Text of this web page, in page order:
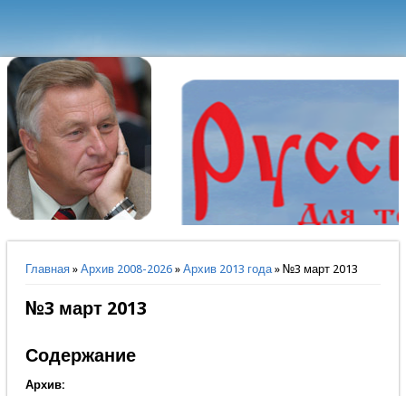
Вы здесь
Главная» Архив 2008-2026» Архив 2013 года» №3 март 2013
№3 март 2013
Содержание
Архив: